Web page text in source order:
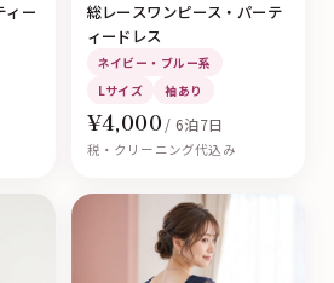
ィー
総レースワンピース・パーテ
ィードレス
ネイビー・ブルー系
Lサイズ
袖あり
¥4,000 / 6泊7日
税・クリーニング代込み